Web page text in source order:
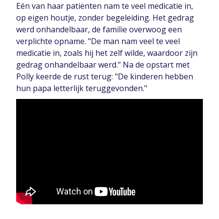
Eén van haar patiënten nam te veel medicatie in,
op eigen houtje, zonder begeleiding. Het gedrag
werd onhandelbaar, de familie overwoog een
verplichte opname. "De man nam veel te veel
medicatie in, zoals hij het zelf wilde, waardoor zijn
gedrag onhandelbaar werd." Na de opstart met
Polly keerde de rust terug: "De kinderen hebben
hun papa letterlijk teruggevonden."